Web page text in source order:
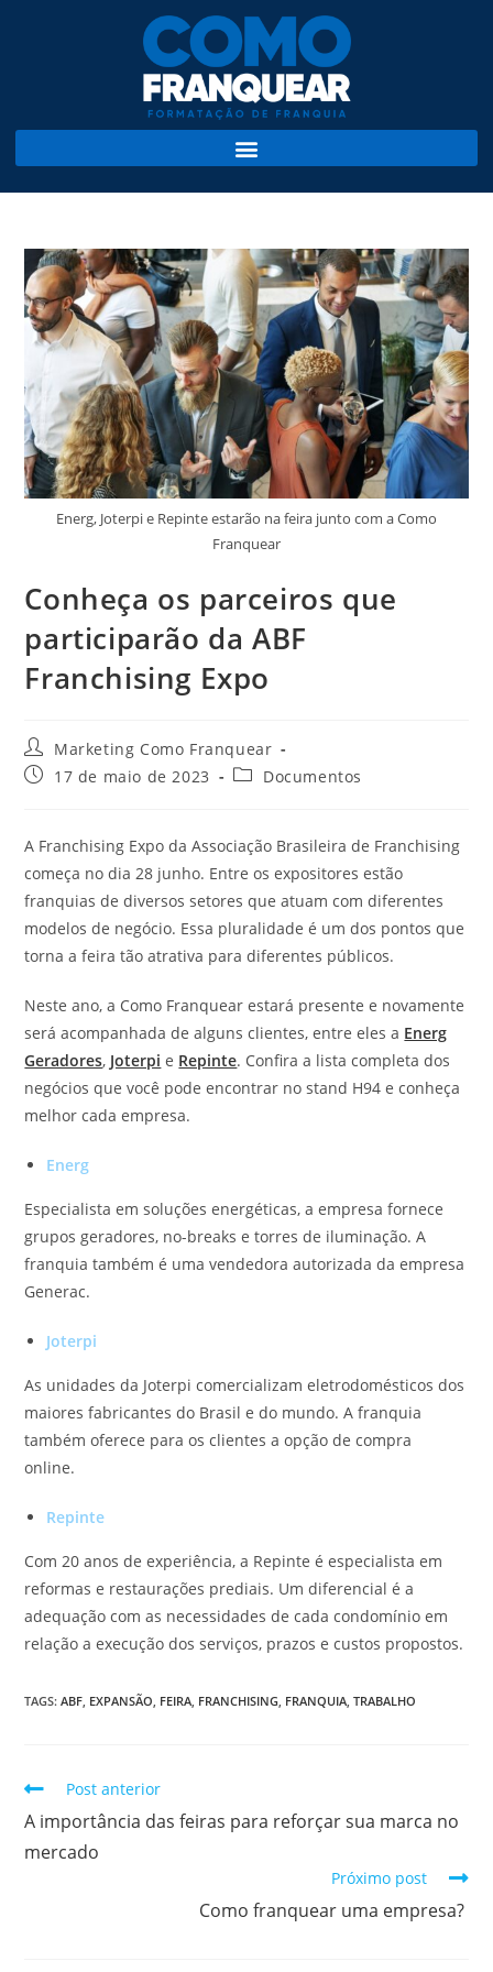
Energ, Joterpi e Repinte estarão na feira junto com a Como
Franquear
Conheça os parceiros que
participarão da ABF
Franchising Expo
Marketing Como Franquear
17 de maio de 2023
Documentos
A Franchising Expo da Associação Brasileira de Franchising
começa no dia 28 junho. Entre os expositores estão
franquias de diversos setores que atuam com diferentes
modelos de negócio. Essa pluralidade é um dos pontos que
torna a feira tão atrativa para diferentes públicos.
Neste ano, a Como Franquear estará presente e novamente
será acompanhada de alguns clientes, entre eles a Energ
Geradores, Joterpi e Repinte. Confira a lista completa dos
negócios que você pode encontrar no stand H94 e conheça
melhor cada empresa.
Energ
Especialista em soluções energéticas, a empresa fornece
grupos geradores, no-breaks e torres de iluminação. A
franquia também é uma vendedora autorizada da empresa
Generac.
Joterpi
As unidades da Joterpi comercializam eletrodomésticos dos
maiores fabricantes do Brasil e do mundo. A franquia
também oferece para os clientes a opção de compra
online.
Repinte
Com 20 anos de experiência, a Repinte é especialista em
reformas e restaurações prediais. Um diferencial é a
adequação com as necessidades de cada condomínio em
relação a execução dos serviços, prazos e custos propostos.
TAGS:ABF EXPANSÃO FEIRA FRANCHISING FRANQUIA TRABALHO
Post anterior
A importância das feiras para reforçar sua marca no
mercado
Próximo post
Como franquear uma empresa?